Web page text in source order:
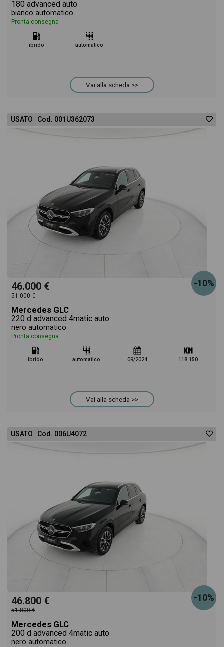
180 advanced auto
bianco automatico
Pronta consegna
ibrido automatico
Vai alla scheda >>
USATO Cod. 001U362073
-10%
46.000 €
51.000 €
Mercedes GLC
220 d advanced 4matic auto
nero automatico
Pronta consegna
ibrido automatico 09/2024 118.150
Vai alla scheda >>
USATO Cod. 006U4072
-10%
46.800 €
51.800 €
Mercedes GLC
200 d advanced 4matic auto
nero automatico